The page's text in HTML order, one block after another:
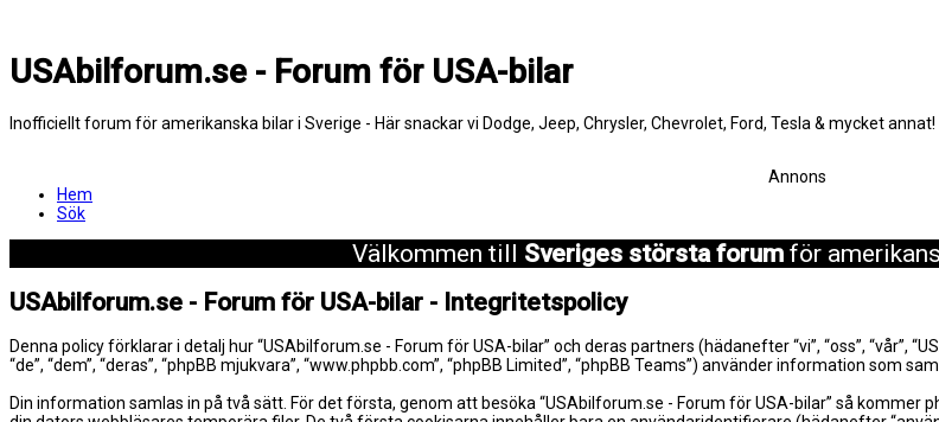
USAbilforum.se - Forum för USA-bilar
Inofficiellt forum för amerikanska bilar i Sverige - Här snackar vi Dodge, Jeep, Chrysler, Chevrolet, Ford, Tesla & mycket annat!
Annons
Hem
Sök
Välkommen till Sveriges största forumför
USAbilforum.se - Forum för USA-bilar - Integritetspolicy
Denna policy förklarar i detalj hur “USAbilforum.se - Forum för USA-bilar” och deras partners (hädanefter “vi”, “oss”, “vår”,
“de”, “dem”, “deras”, “phpBB mjukvara”, “www.phpbb.com”, “phpBB Limited”, “phpBB Teams”) använder information som
Din information samlas in på två sätt. För det första, genom att besöka “USAbilforum.se - Forum för USA-bilar” så kommer